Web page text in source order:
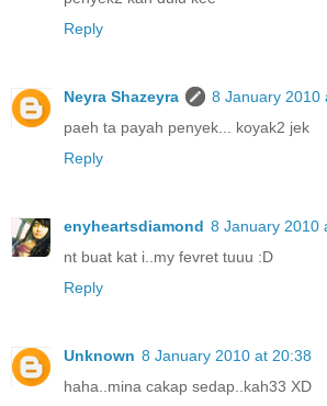
Reply
Neyra Shazeyra
8 January 2010
paeh ta payah penyek... koyak2 jek
Reply
enyheartsdiamond 8 January 2010
nt buat kat i..my fevret tuuu :D
Reply
Unknown 8 January 2010 at 20:38
haha..mina cakap sedap..kah33 XD